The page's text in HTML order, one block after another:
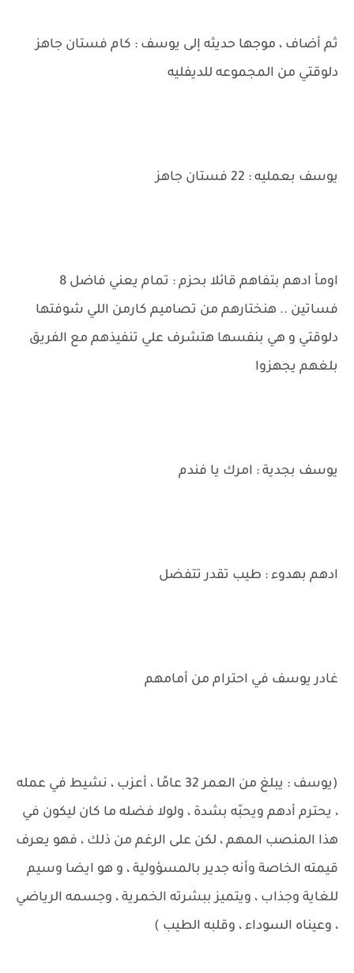
ثم أضاف ، موجها حديثه إلى يوسف : كام فستان جاهز
دلوقتي من المجموعه للديفليه
يوسف بعمليه : 22 فستان جاهز
اومأ ادهم بتفاهم قائلا بحزم : تمام يعني فاضل 8
فساتين .. هنختارهم من تصاميم كارمن اللي شوفتها
دلوقتي و هي بنفسها هتشرف علي تنفيذهم مع الفريق
بلغهم يجهزوا
يوسف بجدية : امرك يا فندم
ادهم بهدوء : طيب تقدر تتفضل
غادر يوسف في احترام من أمامهم
(يوسف : يبلغ من العمر 32 عامًا ، أعزب ، نشيط في عمله
، يحترم أدهم ويحبّه بشدة ، ولولا فضله ما كان ليكون في
هذا المنصب المهم ، لكن على الرغم من ذلك ، فهو يعرف
قيمته الخاصة وأنه جدير بالمسؤولية ، و هو ايضا وسيم
للغاية وجذاب ، ويتميز ببشرته الخمرية ، وجسمه الرياضي
، وعيناه السوداء ، وقلبه الطيب )